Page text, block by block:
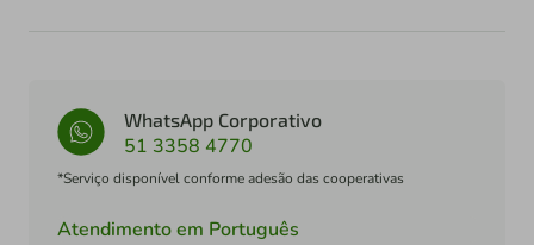
WhatsApp Corporativo
51 3358 4770
*Serviço disponível conforme adesão das cooperativas
Atendimento em Português